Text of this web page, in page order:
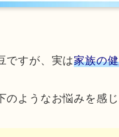
ですが、実は家族の
ようなお悩みを感